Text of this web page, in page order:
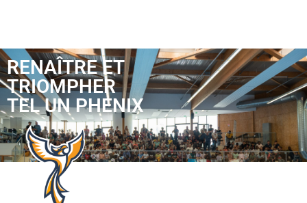
RENAÎTRE ET
TRIOMPHER
TEL UN PHENIX